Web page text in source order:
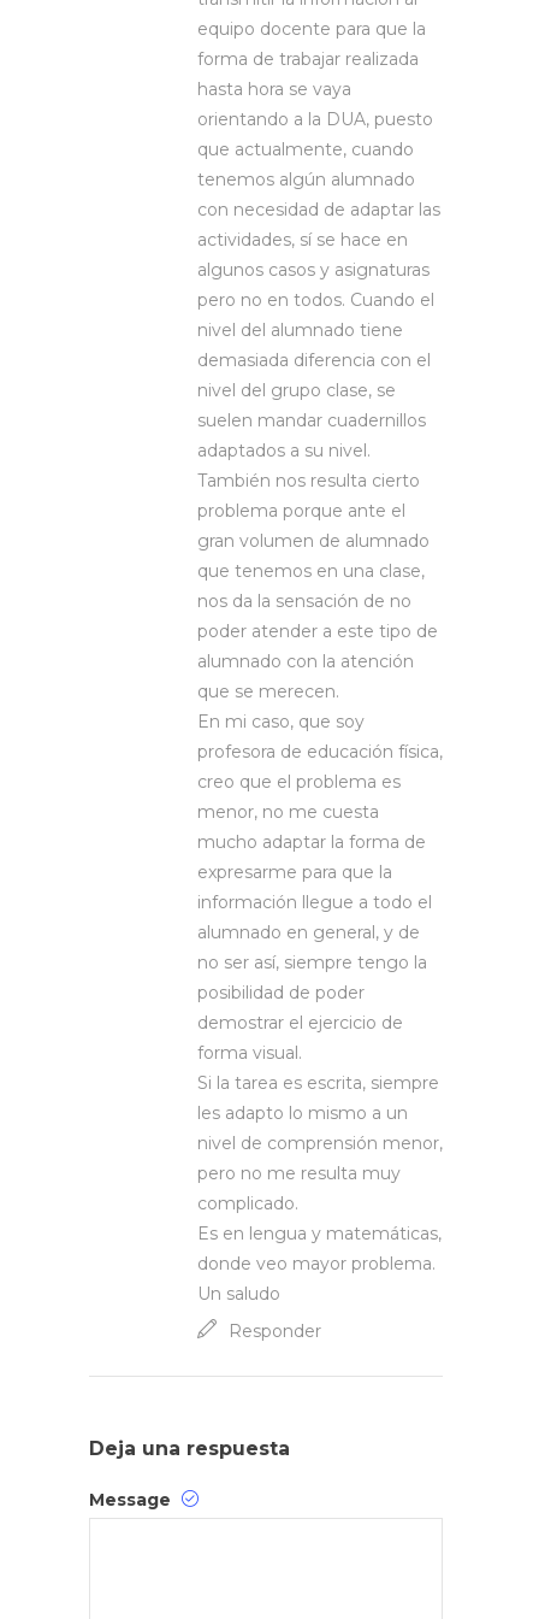
equipo docente para que la
forma de trabajar realizada
hasta hora se vaya
orientando a la DUA, puesto
que actualmente, cuando
tenemos algún alumnado
con necesidad de adaptar las
actividades, sí se hace en
algunos casos y asignaturas
pero no en todos. Cuando el
nivel del alumnado tiene
demasiada diferencia con el
nivel del grupo clase, se
suelen mandar cuadernillos
adaptados a su nivel.
También nos resulta cierto
problema porque ante el
gran volumen de alumnado
que tenemos en una clase,
nos da la sensación de no
poder atender a este tipo de
alumnado con la atención
que se merecen.
En mi caso, que soy
profesora de educación física,
creo que el problema es
menor, no me cuesta
mucho adaptar la forma de
expresarme para que la
información llegue a todo el
alumnado en general, y de
no ser así, siempre tengo la
posibilidad de poder
demostrar el ejercicio de
forma visual.
Si la tarea es escrita, siempre
les adapto lo mismo a un
nivel de comprensión menor,
pero no me resulta muy
complicado.
Es en lengua y matemáticas,
donde veo mayor problema.
Un saludo
Responder
Deja una respuesta
Message